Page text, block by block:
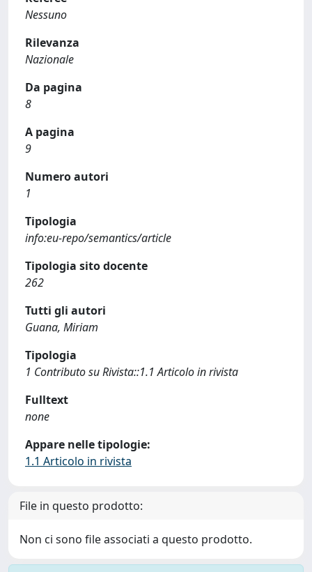
Nessuno
Rilevanza
Nazionale
Da pagina
8
A pagina
9
Numero autori
1
Tipologia
info:eu-repo/semantics/article
Tipologia sito docente
262
Tutti gli autori
Guana, Miriam
Tipologia
1 Contributo su Rivista::1.1 Articolo in rivista
Fulltext
none
Appare nelle tipologie:
1.1 Articolo in rivista
File in questo prodotto:
Non ci sono file associati a questo prodotto.